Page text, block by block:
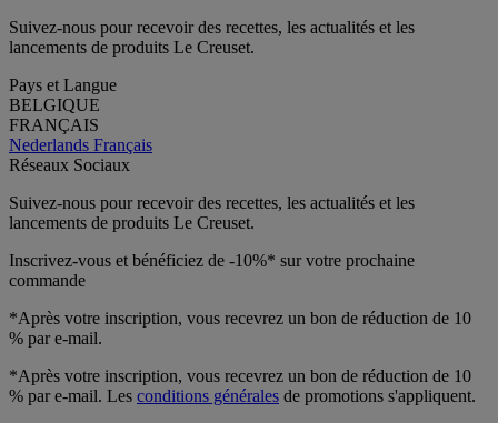
Suivez-nous pour recevoir des recettes, les actualités et les
lancements de produits Le Creuset.
Pays et Langue
BELGIQUE
FRANÇAIS
Nederlands Français
Réseaux Sociaux
Suivez-nous pour recevoir des recettes, les actualités et les
lancements de produits Le Creuset.
Inscrivez-vous et bénéficiez de -10%* sur votre prochaine
commande
*Après votre inscription, vous recevrez un bon de réduction de 10
% par e-mail.
*Après votre inscription, vous recevrez un bon de réduction de 10
% par e-mail. Les conditions générales de promotions s'appliquent.